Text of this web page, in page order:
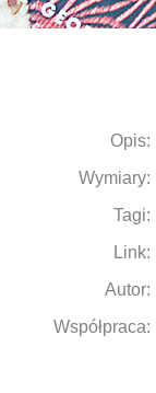
Opis:
Wymiary:
Tagi:
Link:
Autor:
Współpraca: